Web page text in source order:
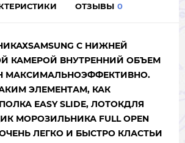
ОТЗЫВЫ 0
С НИЖНЕЙ
КАМЕРОЙ ВНУТРЕННИЙ ОБЪЕМ
МАКСИМАЛЬНОЭФФЕКТИВНО.
ЭЛЕМЕНТАМ, КАК
EASY SLIDE, ЛОТОКДЛЯ
МОРОЗИЛЬНИКА FULL OPEN
ЛЕГКО И БЫСТРО КЛАСТЬИ